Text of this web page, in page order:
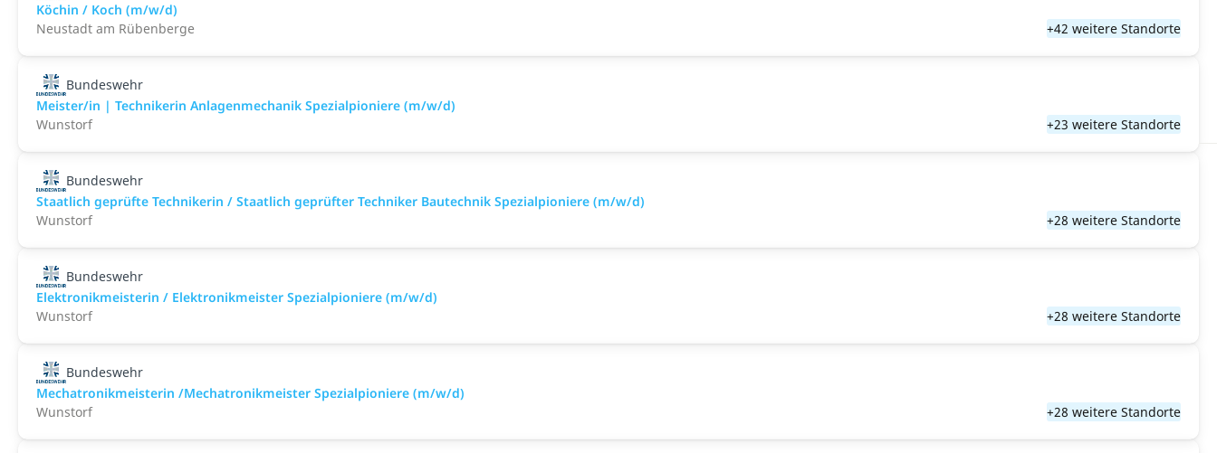
Köchin / Koch (m/w/d)
Neustadt am Rübenberge
+42 weitere Standorte
Bundeswehr
Meister/in | Technikerin Anlagenmechanik Spezialpioniere (m/w/d)
Wunstorf
+23 weitere Standorte
Bundeswehr
Staatlich geprüfte Technikerin / Staatlich geprüfter Techniker Bautechnik Spezialpioniere (m/w/d)
Wunstorf
+28 weitere Standorte
Bundeswehr
Elektronikmeisterin / Elektronikmeister Spezialpioniere (m/w/d)
Wunstorf
+28 weitere Standorte
Bundeswehr
Mechatronikmeisterin /Mechatronikmeister Spezialpioniere (m/w/d)
Wunstorf
+28 weitere Standorte